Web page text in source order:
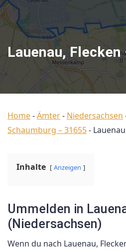
Lauenau, Flecken
Home-Ämter- Niedersachsen
Schaumburg – 31655-
Inhalte Anzeigen
Ummelden in
(Niedersachsen)
Wenn du nach Lauenau,